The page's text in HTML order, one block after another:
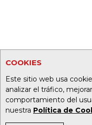
COOKIES
Este sitio web usa
analizar el tráfico,
comportamiento del
nuestra Política de